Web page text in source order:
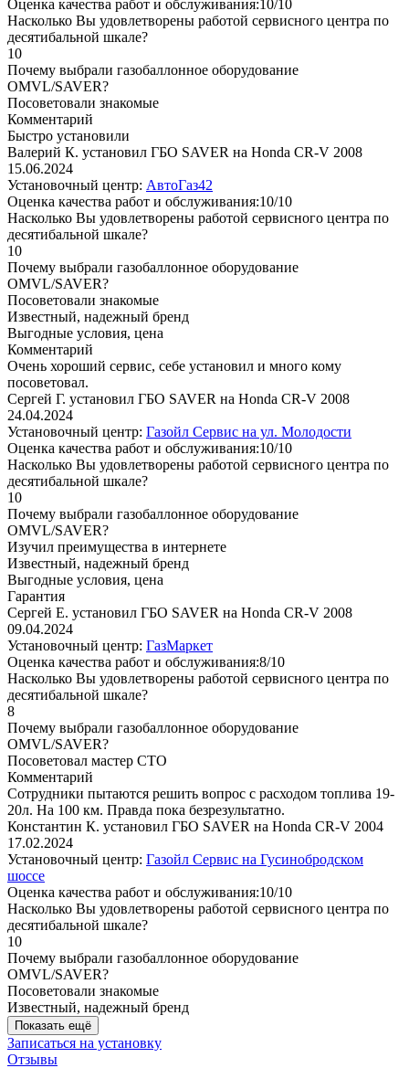
Оценка качества работ и обслуживания:10/10
Насколько Вы удовлетворены работой сервисного центра по
десятибальной шкале?
10
Почему выбрали газобаллонное оборудование
OMVL/SAVER?
Посоветовали знакомые
Комментарий
Быстро установили
Валерий К. установил ГБО SAVER на Honda CR-V 2008
15.06.2024
Установочный центр: АвтоГаз42
Оценка качества работ и обслуживания:10/10
Насколько Вы удовлетворены работой сервисного центра по
десятибальной шкале?
10
Почему выбрали газобаллонное оборудование
OMVL/SAVER?
Посоветовали знакомые
Известный, надежный бренд
Выгодные условия, цена
Комментарий
Очень хороший сервис, себе установил и много кому
посоветовал.
Сергей Г. установил ГБО SAVER на Honda CR-V 2008
24.04.2024
Установочный центр: Газойл Сервис на ул. Молодости
Оценка качества работ и обслуживания:10/10
Насколько Вы удовлетворены работой сервисного центра по
десятибальной шкале?
10
Почему выбрали газобаллонное оборудование
OMVL/SAVER?
Изучил преимущества в интернете
Известный, надежный бренд
Выгодные условия, цена
Гарантия
Сергей Е. установил ГБО SAVER на Honda CR-V 2008
09.04.2024
Установочный центр: ГазМаркет
Оценка качества работ и обслуживания:8/10
Насколько Вы удовлетворены работой сервисного центра по
десятибальной шкале?
8
Почему выбрали газобаллонное оборудование
OMVL/SAVER?
Посоветовал мастер СТО
Комментарий
Сотрудники пытаются решить вопрос с расходом топлива 19-
20л. На 100 км. Правда пока безрезультатно.
Константин К. установил ГБО SAVER на Honda CR-V 2004
17.02.2024
Установочный центр: Газойл Сервис на Гусинобродском
шоссе
Оценка качества работ и обслуживания:10/10
Насколько Вы удовлетворены работой сервисного центра по
десятибальной шкале?
10
Почему выбрали газобаллонное оборудование
OMVL/SAVER?
Посоветовали знакомые
Известный, надежный бренд
Показать ещё
Записаться на установку
Отзывы